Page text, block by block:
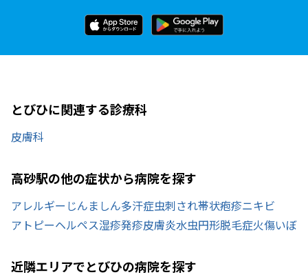
とびひに関連する診療科
皮膚科
高砂駅の他の症状から病院を探す
アレルギー じんましん多汗症虫刺され帯状疱疹ニキビ
アトピーヘルペス湿疹発疹皮膚炎水虫円形脱毛症火傷いぼ
近隣エリアでとびひの病院を探す